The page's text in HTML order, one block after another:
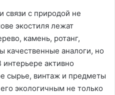
связи с природой не
экостиля лежат
камень, ротанг,
качественные аналоги, но
активно
сырье, винтаж и предметы
экологичным не только